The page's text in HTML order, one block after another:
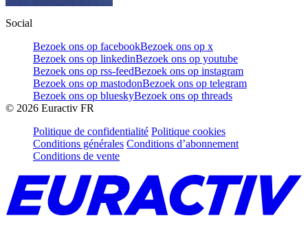
Social
Bezoek ons op facebookBezoek ons op x
Bezoek ons op linkedinBezoek ons op youtube
Bezoek ons op rss-feedBezoek ons op instagram
Bezoek ons op mastodonBezoek ons op telegram
Bezoek ons op blueskyBezoek ons op threads
© 2026 Euractiv FR
Politique de confidentialité Politique cookies
Conditions générales Conditions d’abonnement
Conditions de vente